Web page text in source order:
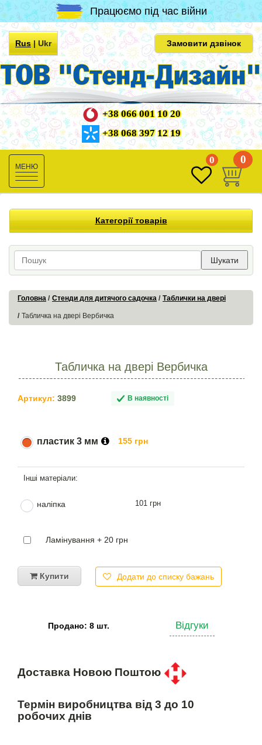
Працюємо під час війни
Rus|Ukr Замовити дзвінок
+38 066 001 10 20
+38 068 397 12 19
Toggle
navigation
0 0
Категорії товарів
Шукати
Головна Стенди для дитячого садочка Таблички на двері
Табличка на двері Вербичка
Табличка на двері Вербичка
Артикул: 3899 В наявності
пластик 3 мм 155 грн
наліпка 101 грн
Ламінування + 20 грн
Купити Додати до списку бажань
Продано: 8 шт. Відгуки
Доставка Новою Поштою
Термін виробництва від 3 до 10
робочих днів